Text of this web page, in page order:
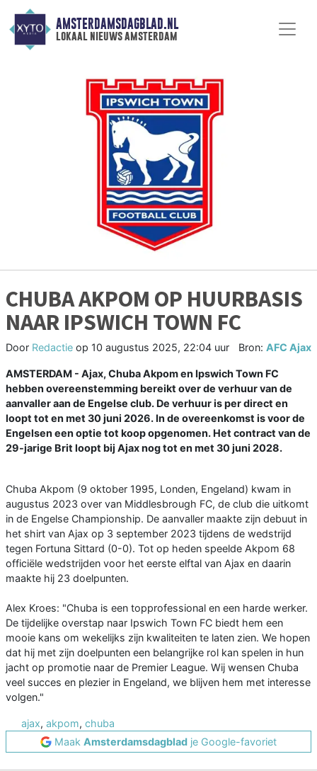
AMSTERDAMSDAGBLAD.NL
lokaal nieuws amsterdam
CHUBA AKPOM OP HUURBASIS
NAAR IPSWICH TOWN FC
Door Redactie op 10 augustus 2025, 22:04 uur Bron: AFC Ajax
AMSTERDAM - Ajax, Chuba Akpom en Ipswich Town FC
hebben overeenstemming bereikt over de verhuur van de
aanvaller aan de Engelse club. De verhuur is per direct en
loopt tot en met 30 juni 2026. In de overeenkomst is voor de
Engelsen een optie tot koop opgenomen. Het contract van de
29-jarige Brit loopt bij Ajax nog tot en met 30 juni 2028.
Chuba Akpom (9 oktober 1995, Londen, Engeland) kwam in
augustus 2023 over van Middlesbrough FC, de club die uitkomt
in de Engelse Championship. De aanvaller maakte zijn debuut in
het shirt van Ajax op 3 september 2023 tijdens de wedstrijd
tegen Fortuna Sittard (0-0). Tot op heden speelde Akpom 68
officiële wedstrijden voor het eerste elftal van Ajax en daarin
maakte hij 23 doelpunten.
Alex Kroes: "Chuba is een topprofessional en een harde werker.
De tijdelijke overstap naar Ipswich Town FC biedt hem een
mooie kans om wekelijks zijn kwaliteiten te laten zien. We hopen
dat hij met zijn doelpunten een belangrijke rol kan spelen in hun
jacht op promotie naar de Premier League. Wij wensen Chuba
veel succes en plezier in Engeland, we blijven hem met interesse
volgen."
ajax, akpom, chuba
Maak Amsterdamsdagblad je Google-favoriet